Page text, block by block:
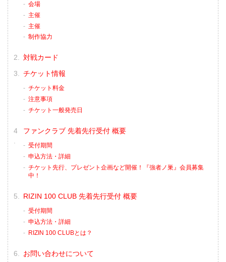
会場
主催
主催
制作協力
対戦カード
チケット情報
チケット料金
注意事項
チケット一般発売日
ファンクラブ 先着先行受付 概要
受付期間
申込方法・詳細
チケット先行、プレゼント企画など開催！『強者ノ巣』会員募集
中！
RIZIN 100 CLUB 先着先行受付 概要
受付期間
申込方法・詳細
RIZIN 100 CLUBとは？
お問い合わせについて